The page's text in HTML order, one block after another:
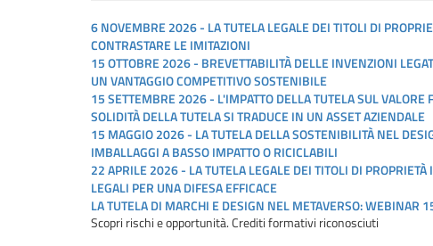
6 NOVEMBRE 2026 - LA TUTELA LEGALE DEI TITOLI DI
CONTRASTARE LE IMITAZIONI
15 OTTOBRE 2026 - BREVETTABILITÀ DELLE INVENZIONI
UN VANTAGGIO COMPETITIVO SOSTENIBILE
15 SETTEMBRE 2026 - L'IMPATTO DELLA TUTELA SUL
SOLIDITÀ DELLA TUTELA SI TRADUCE IN UN ASSET AZIENDALE
15 MAGGIO 2026 - LA TUTELA DELLA SOSTENIBILITÀ NEL
IMBALLAGGI A BASSO IMPATTO O RICICLABILI
22 APRILE 2026 - LA TUTELA LEGALE DEI TITOLI DI
LEGALI PER UNA DIFESA EFFICACE
LA TUTELA DI MARCHI E DESIGN NEL METAVERSO: WEBINAR
Scopri rischi e opportunità. Crediti formativi riconosciuti